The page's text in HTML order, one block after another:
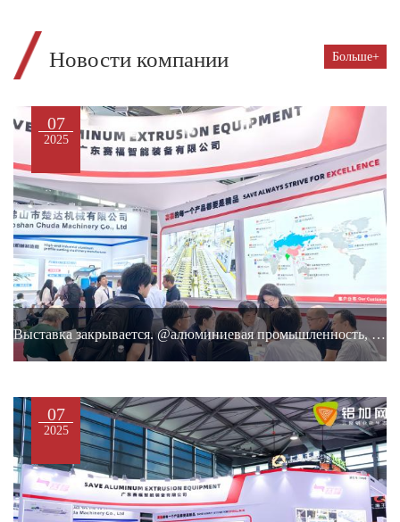
Новости компании Больше+
Выставка закрывается. @алюминиевая промышленность, мы увидимся в следующем году
07
2025
07
2025